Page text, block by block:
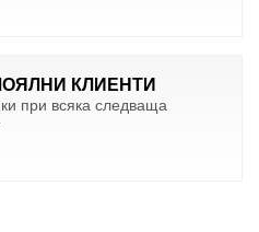
КЛИЕНТИ
при всяка следваща